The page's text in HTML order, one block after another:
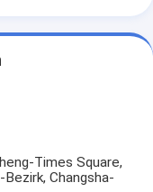
Times Square,
Changsha-